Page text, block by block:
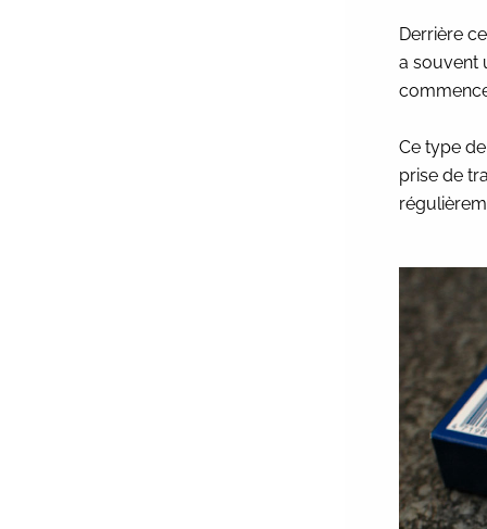
Derrière
a souvent
Ce type
prise de